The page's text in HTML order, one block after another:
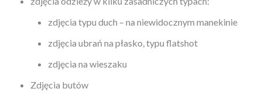
zdjęcia typu duch – na niewidocznym manekinie
zdjęcia ubrań na płasko, typu flatshot
zdjęcia na wieszaku
Zdjęcia butów